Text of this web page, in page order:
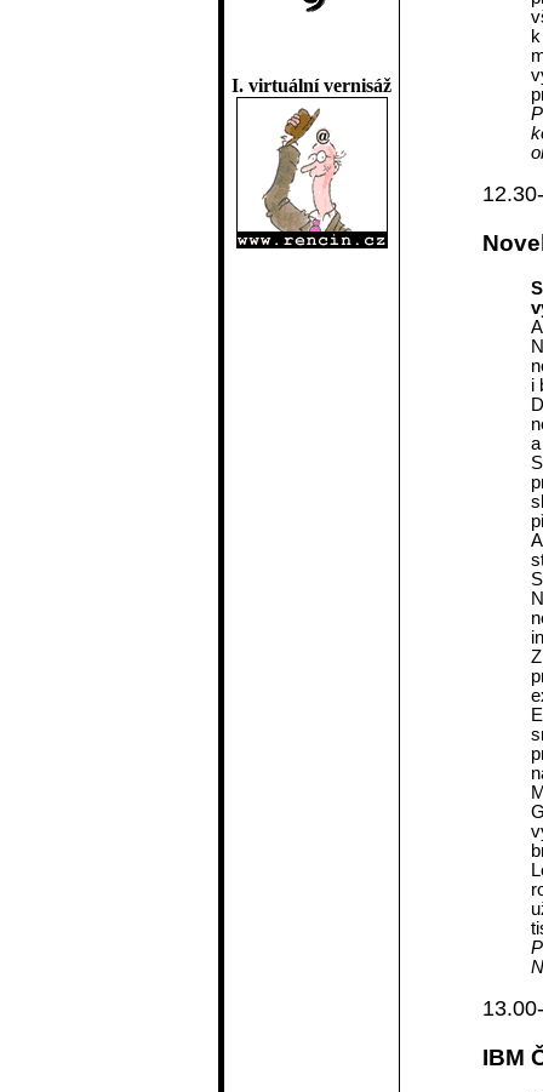
I. virtuální vernisáž
i
IBM